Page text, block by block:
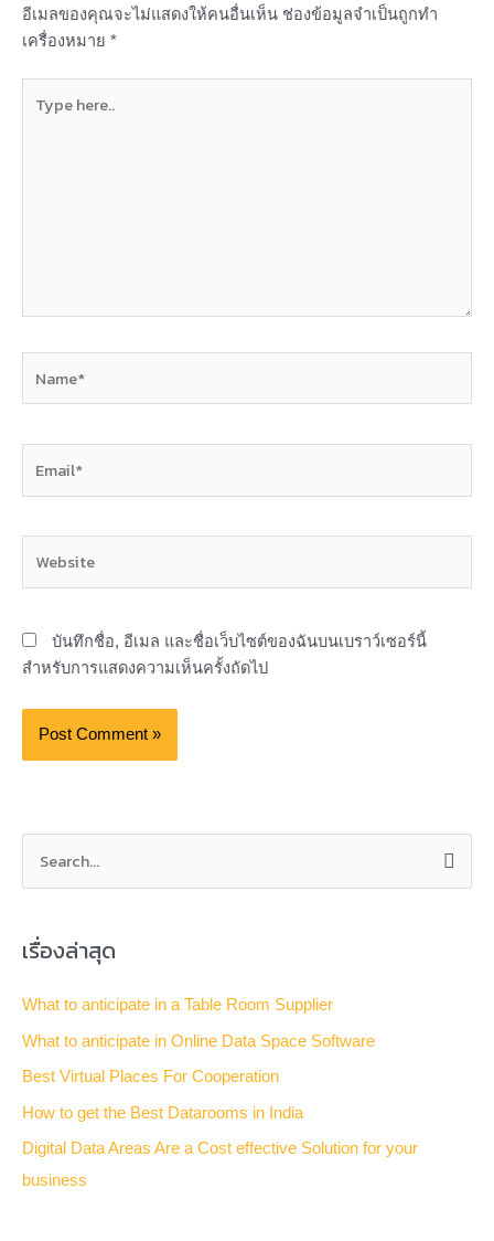
อีเมลของคุณจะไม่แสดงให้คนอื่นเห็น ช่องข้อมูลจำเป็นถูกทำ
เครื่องหมาย *
here..
บันทึกชื่อ, อีเมล และชื่อเว็บไซต์ของฉันบนเบราว์เซอร์นี้
สำหรับการแสดงความเห็นครั้งถัดไป
r
c
r
:
เรื่องล่าสุด
What to anticipate in a Table Room Supplier
What to anticipate in Online Data Space Software
Best Virtual Places For Cooperation
How to get the Best Datarooms in India
Digital Data Areas Are a Cost effective Solution for your
business